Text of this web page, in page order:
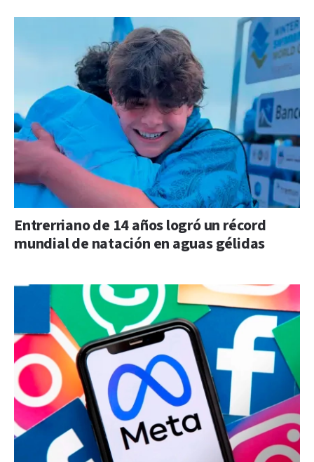
Entrerriano de 14 años logró un récord
mundial de natación en aguas gélidas